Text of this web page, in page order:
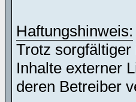
Haftungshinweis:
Trotz
Inhalte externer
deren Betreiber